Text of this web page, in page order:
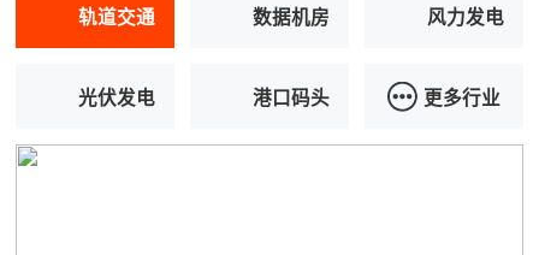
轨道交通 数据机房 风力发电
光伏发电 港口码头 更多行业